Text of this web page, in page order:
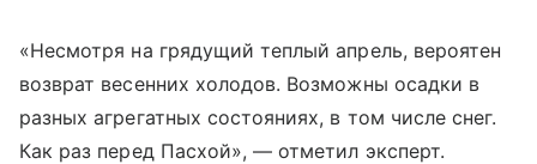
«Несмотря на грядущий теплый апрель, вероятен
возврат весенних холодов. Возможны осадки в
разных агрегатных состояниях, в том числе снег.
Как раз перед Пасхой», — отметил эксперт.